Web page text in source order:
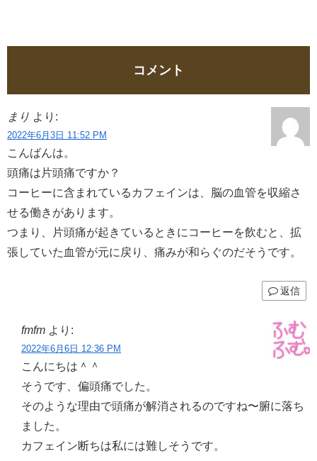
コメント
まり より:
2022年6月3日 11:52 PM
こんばんは。
頭痛は片頭痛ですか？
コーヒーに含まれているカフェインは、脳の血管を収縮さ
せる働きがあります。
つまり、片頭痛が起きているときにコーヒーを飲むと、拡
張していた血管が元に戻り、痛みが和らぐのだそうです。
返信
fmfm より:
2022年6月6日 12:36 PM
こんにちは＾＾
そうです、偏頭痛でした。
そのような理由で頭痛が解消されるのですね〜腑に落ち
ました。
カフェイン断ちは私には難しそうです。